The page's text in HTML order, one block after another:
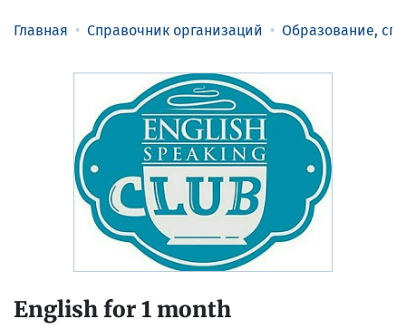
Главная Справочник организаций Образование,
English for 1 month